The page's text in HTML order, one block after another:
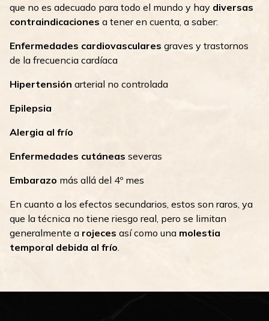
que no es adecuado para todo el mundo y hay diversas
contraindicaciones a tener en cuenta, a saber:
Enfermedades cardiovasculares graves y trastornos
de la frecuencia cardíaca
Hipertensión arterial no controlada
Epilepsia
Alergia al frío
Enfermedades cutáneas severas
Embarazo más allá del 4º mes
En cuanto a los efectos secundarios, estos son raros, ya
que la técnica no tiene riesgo real, pero se limitan
generalmente a rojeces así como una molestia
temporal debida al frío